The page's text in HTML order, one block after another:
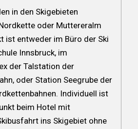
in den Skigebieten
oder Muttereralm
ist entweder im Büro der Ski
Innsbruck, im
der Talstation der
oder Station Seegrube der
Individuell ist
beim Hotel mit
ins Skigebiet ohne